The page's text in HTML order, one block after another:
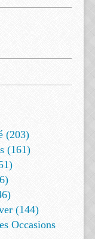
(203)
(161)
(144)
Occasions